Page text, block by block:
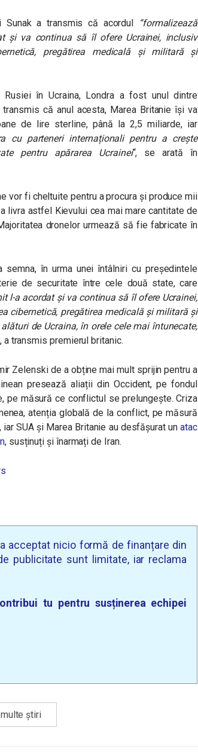
Sunak a transmis că acordul “formalizează
și va continua să îl ofere Ucrainei, inclusiv
pregătirea medicală și militară și
Rusiei în Ucraina, Londra a fost unul dintre
că anul acesta, Marea Britanie își va
de lire sterline, până la 2,5 miliarde, iar
cu parteneri internaționali pentru a crește
pentru apărarea Ucrainei“, se arată în
vor fi cheltuite pentru a procura și produce mii
livra astfel Kievului cea mai mare cantitate de
dronelor urmează să fie fabricate în
în urma unei întâlniri cu președintele
de securitate între cele două state, care
l-a acordat și va continua să îl ofere Ucrainei,
cibernetică, pregătirea medicală și militară și
de Ucraina, în orele cele mai întunecate,
a transmis premierul britanic.
Zelenski de a obține mai mult sprijin pentru a
presează aliații din Occident, pe fondul
pe măsură ce conflictul se prelungește. Criza
atenția globală de la conflict, pe măsură
SUA și Marea Britanie au desfășurat unatac
, susținuți și înarmați de Iran.
acceptat nicio formă de finanțare din
publicitate sunt limitate, iar reclama
tu pentru susținerea echipei
știri